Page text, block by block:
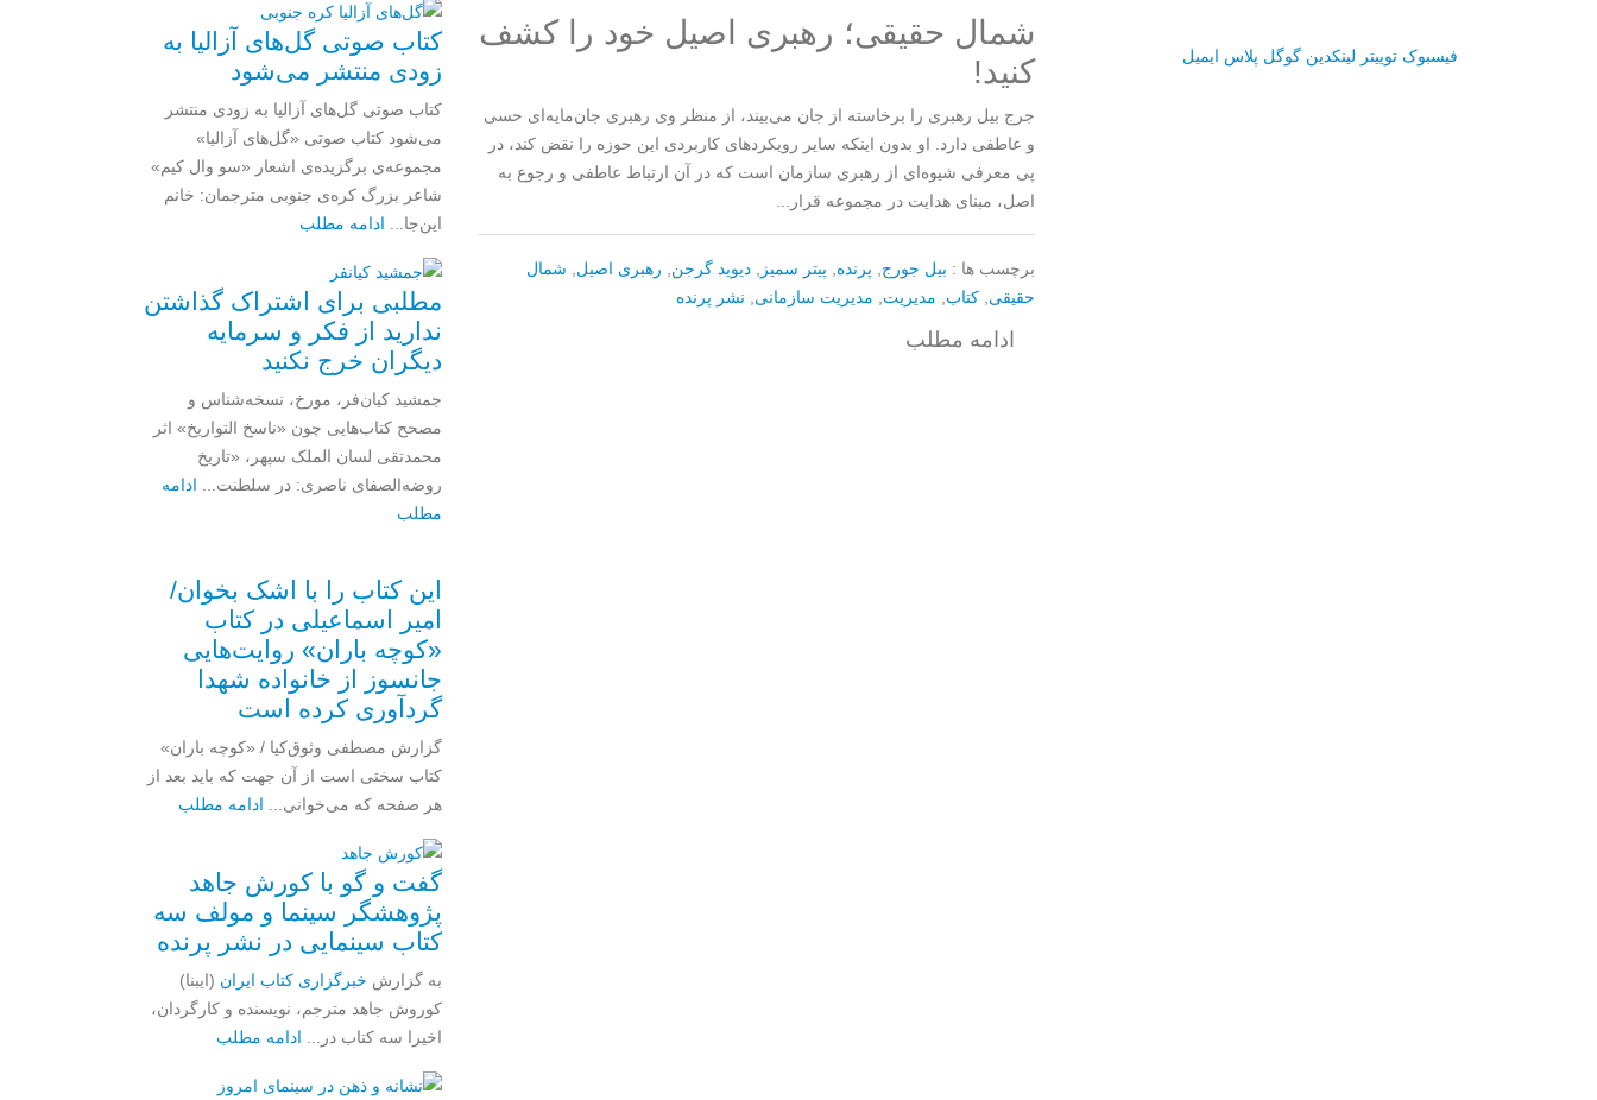
فیسبوک توییتر لینکدین گوگل پلاس ایمیل
شمال حقیقی؛ رهبری اصیل خود را کشف
کنید!
جرج بیل رهبری را برخاسته از جان می‌بیند، از منظر وی رهبری جان­‌مایه­‌ای حسی
و عاطفی دارد. او بدون این­که سایر رویکردهای کاربردی این حوزه را نقض کند، در
پی معرفی شیوه‌ای از رهبری سازمان است که در آن ارتباط عاطفی و رجوع به
اصل، مبنای هدایت در مجموعه قرار...
برچسب ها : بیل جورج, پرنده, پیتر سمیز ,دیوید گرجن, رهبری اصیل, شمال
حقیقی,کتاب, مدیریت, مدیریت سازمانی, نشر پرنده
ادامه مطلب
کتاب صوتی گل‌های آزالیا به
زودی منتشر می‌شود
کتاب صوتی گل‌های آزالیا به زودی منتشر
می‌شود کتاب صوتی «گل‌های آزالیا»
مجموعه‌ی برگزیده‌ی اشعار «سو وال کیم»
شاعر بزرگ کره‌ی جنوبی مترجمان: خانم
این‌جا... ادامه مطلب
مطلبی برای اشتراک گذاشتن
ندارید از فکر و سرمایه
دیگران خرج نکنید
جمشید کیان‌فر، مورخ، نسخه‌شناس و
مصحح کتاب‌هایی چون «ناسخ التواریخ» اثر
محمدتقی لسان الملک سپهر، «تاریخ
روضه‌الصفای ناصری: در سلطنت... ادامه
مطلب
این کتاب را با اشک بخوان/
امیر اسماعیلی در کتاب
«کوچه باران» روایت‌هایی
جانسوز از خانواده شهدا
گردآوری کرده است
گزارش مصطفی وثوق‌کیا / «کوچه باران»
کتاب سختی است از آن جهت که باید بعد از
هر صفحه که می‌خوانی... ادامه مطلب
گفت و گو با کورش جاهد
پژوهشگر سینما و مولف سه
کتاب سینمایی در نشر پرنده
به گزارش خبرگزاری کتاب ایران (ایبنا)
کوروش جاهد مترجم، نویسنده و کارگردان،
اخیرا سه کتاب در... ادامه مطلب